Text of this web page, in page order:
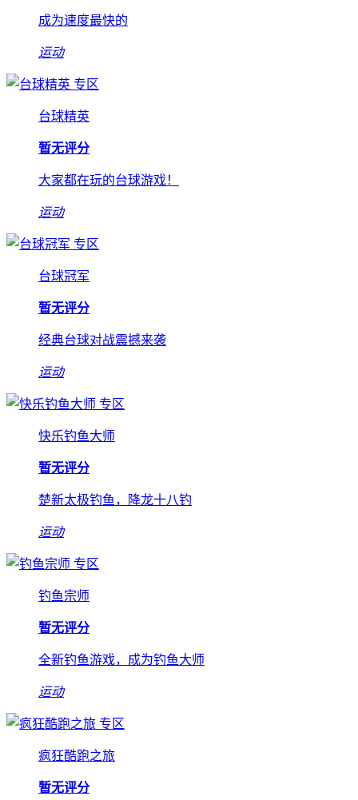
成为速度最快的
运动
专区
台球精英
暂无评分
大家都在玩的台球游戏！
运动
专区
台球冠军
暂无评分
经典台球对战震撼来袭
运动
专区
快乐钓鱼大师
暂无评分
楚新太极钓鱼，降龙十八钓
运动
专区
钓鱼宗师
暂无评分
全新钓鱼游戏，成为钓鱼大师
运动
专区
疯狂酷跑之旅
暂无评分